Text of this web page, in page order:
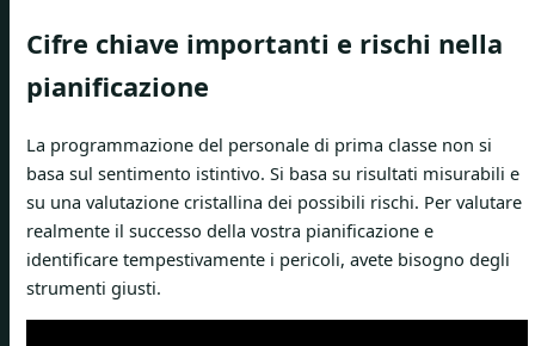
Cifre chiave importanti e rischi nella
pianificazione
La programmazione del personale di prima classe non si
basa sul sentimento istintivo. Si basa su risultati misurabili e
su una valutazione cristallina dei possibili rischi. Per valutare
realmente il successo della vostra pianificazione e
identificare tempestivamente i pericoli, avete bisogno degli
strumenti giusti.